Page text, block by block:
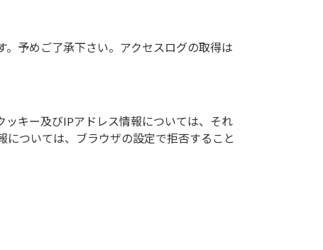
予めご了承下さい。アクセスログの取得は
キー及びIPアドレス情報については、それ
ついては、ブラウザの設定で拒否すること